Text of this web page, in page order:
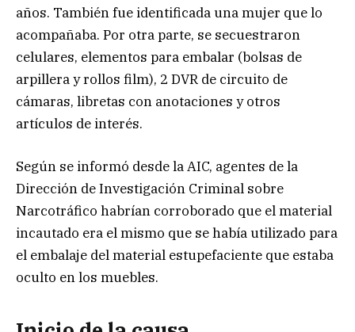
años. También fue identificada una mujer que lo
acompañaba. Por otra parte, se secuestraron
celulares, elementos para embalar (bolsas de
arpillera y rollos film), 2 DVR de circuito de
cámaras, libretas con anotaciones y otros
artículos de interés.
Según se informó desde la AIC, agentes de la
Dirección de Investigación Criminal sobre
Narcotráfico habrían corroborado que el material
incautado era el mismo que se había utilizado para
el embalaje del material estupefaciente que estaba
oculto en los muebles.